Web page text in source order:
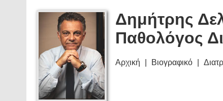
Δημήτρης
Παθολόγος
Αρχική Βιογραφικό